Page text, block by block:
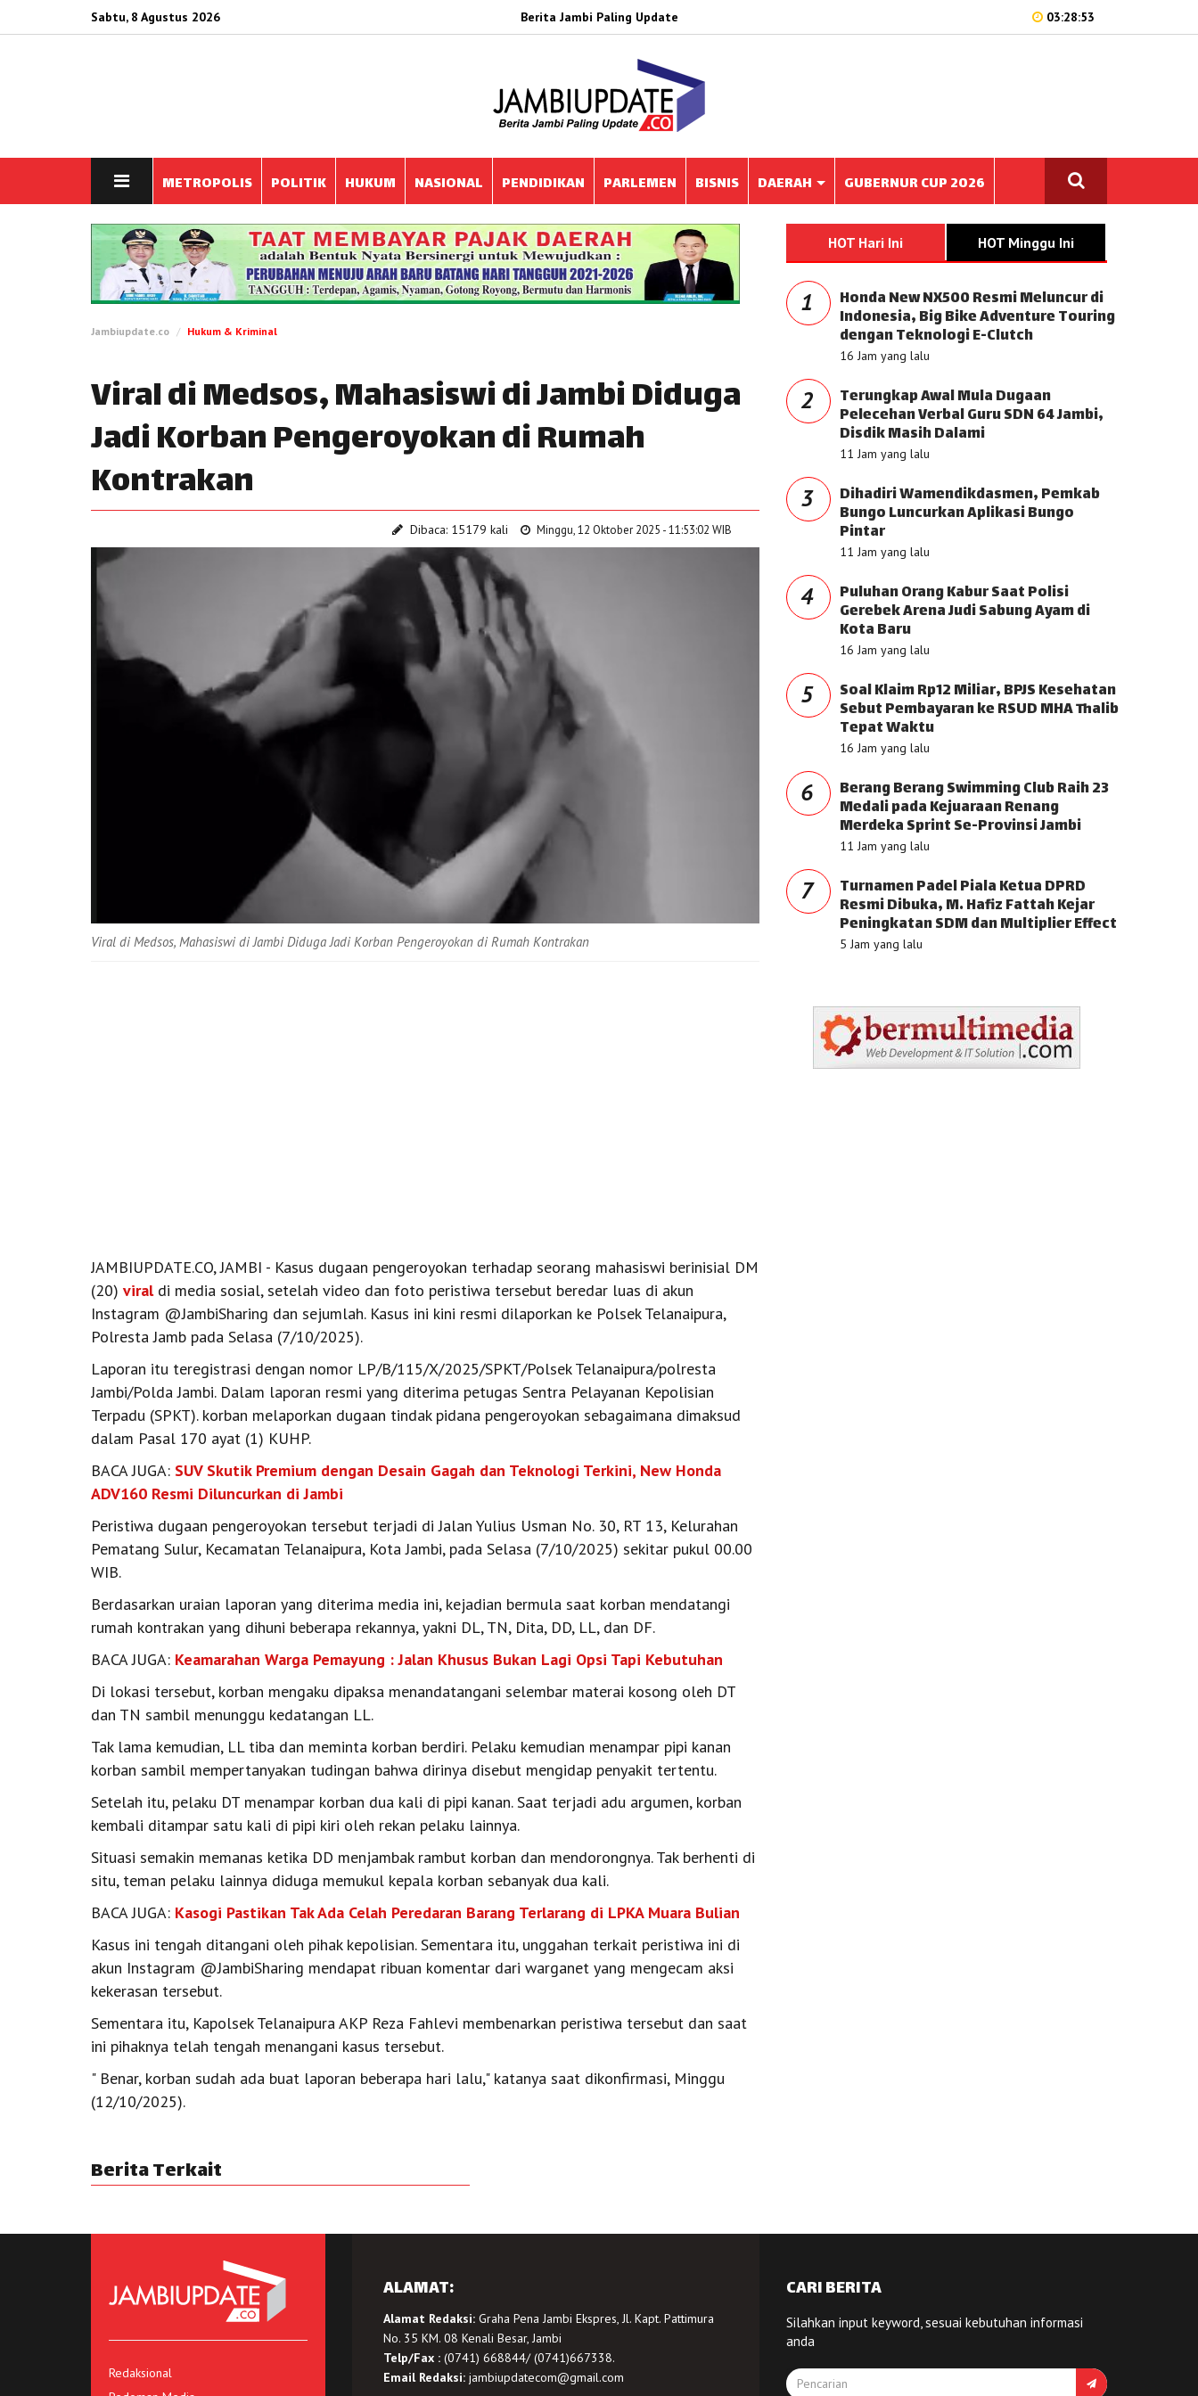
Sabtu, 8 Agustus 2026 Berita Jambi Paling Update 03:28:53
METROPOLIS POLITIK HUKUM NASIONAL PENDIDIKAN PARLEMEN BISNIS DAERAH GUBERNUR CUP 2026
Jambiupdate.co Hukum & Kriminal
Viral di Medsos, Mahasiswi di Jambi Diduga
Jadi Korban Pengeroyokan di Rumah
Kontrakan
Dibaca: 15179 kali Minggu, 12 Oktober 2025 - 11:53:02 WIB
Viral di Medsos, Mahasiswi di Jambi Diduga Jadi Korban Pengeroyokan di Rumah Kontrakan
JAMBIUPDATE.CO, JAMBI - Kasus dugaan pengeroyokan terhadap seorang mahasiswi berinisial DM
(20) viraldi media sosial, setelah video dan foto peristiwa tersebut beredar luas di akun
Instagram @JambiSharing dan sejumlah. Kasus ini kini resmi dilaporkan ke Polsek Telanaipura,
Polresta Jamb pada Selasa (7/10/2025).
Laporan itu teregistrasi dengan nomor LP/B/115/X/2025/SPKT/Polsek Telanaipura/polresta
Jambi/Polda Jambi. Dalam laporan resmi yang diterima petugas Sentra Pelayanan Kepolisian
Terpadu (SPKT). korban melaporkan dugaan tindak pidana pengeroyokan sebagaimana dimaksud
dalam Pasal 170 ayat (1) KUHP.
BACA JUGA: SUV Skutik Premium dengan Desain Gagah dan Teknologi Terkini, New Honda
ADV160 Resmi Diluncurkan di Jambi
Peristiwa dugaan pengeroyokan tersebut terjadi di Jalan Yulius Usman No. 30, RT 13, Kelurahan
Pematang Sulur, Kecamatan Telanaipura, Kota Jambi, pada Selasa (7/10/2025) sekitar pukul 00.00
WIB.
Berdasarkan uraian laporan yang diterima media ini, kejadian bermula saat korban mendatangi
rumah kontrakan yang dihuni beberapa rekannya, yakni DL, TN, Dita, DD, LL, dan DF.
BACA JUGA: Keamarahan Warga Pemayung : Jalan Khusus Bukan Lagi Opsi Tapi Kebutuhan
Di lokasi tersebut, korban mengaku dipaksa menandatangani selembar materai kosong oleh DT
dan TN sambil menunggu kedatangan LL.
Tak lama kemudian, LL tiba dan meminta korban berdiri. Pelaku kemudian menampar pipi kanan
korban sambil mempertanyakan tudingan bahwa dirinya disebut mengidap penyakit tertentu.
Setelah itu, pelaku DT menampar korban dua kali di pipi kanan. Saat terjadi adu argumen, korban
kembali ditampar satu kali di pipi kiri oleh rekan pelaku lainnya.
Situasi semakin memanas ketika DD menjambak rambut korban dan mendorongnya. Tak berhenti di
situ, teman pelaku lainnya diduga memukul kepala korban sebanyak dua kali.
BACA JUGA: Kasogi Pastikan Tak Ada Celah Peredaran Barang Terlarang di LPKA Muara Bulian
Kasus ini tengah ditangani oleh pihak kepolisian. Sementara itu, unggahan terkait peristiwa ini di
akun Instagram @JambiSharing mendapat ribuan komentar dari warganet yang mengecam aksi
kekerasan tersebut.
Sementara itu, Kapolsek Telanaipura AKP Reza Fahlevi membenarkan peristiwa tersebut dan saat
ini pihaknya telah tengah menangani kasus tersebut.
" Benar, korban sudah ada buat laporan beberapa hari lalu," katanya saat dikonfirmasi, Minggu
(12/10/2025).
Berita Terkait
HOT Hari Ini HOT Minggu Ini
1 Honda New NX500 Resmi Meluncur di
Indonesia, Big Bike Adventure Touring
dengan Teknologi E-Clutch
16 Jam yang lalu
2 Terungkap Awal Mula Dugaan
Pelecehan Verbal Guru SDN 64 Jambi,
Disdik Masih Dalami
11 Jam yang lalu
3 Dihadiri Wamendikdasmen, Pemkab
Bungo Luncurkan Aplikasi Bungo
Pintar
11 Jam yang lalu
4 Puluhan Orang Kabur Saat Polisi
Gerebek Arena Judi Sabung Ayam di
Kota Baru
16 Jam yang lalu
5 Soal Klaim Rp12 Miliar, BPJS Kesehatan
Sebut Pembayaran ke RSUD MHA Thalib
Tepat Waktu
16 Jam yang lalu
6 Berang Berang Swimming Club Raih 23
Medali pada Kejuaraan Renang
Merdeka Sprint Se-Provinsi Jambi
11 Jam yang lalu
7 Turnamen Padel Piala Ketua DPRD
Resmi Dibuka, M. Hafiz Fattah Kejar
Peningkatan SDM dan Multiplier Effect
5 Jam yang lalu
Redaksional
ALAMAT:
Alamat Redaksi:Graha Pena Jambi Ekspres, Jl. Kapt. Pattimura
No. 35 KM. 08 Kenali Besar, Jambi
Telp/Fax :(0741) 668844/ (0741)667338.
Email Redaksi: jambiupdatecom@gmail.com
CARI BERITA
Silahkan input keyword, sesuai kebutuhan informasi
anda